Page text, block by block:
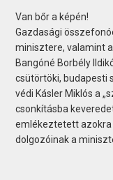
Van bőr a képén!
Gazdasági
minisztere, valamint
Bangóné Borbély
csütörtöki, budapesti
védi Kásler Miklós a
csonkításba
emlékeztetett azokra
dolgozóinak a